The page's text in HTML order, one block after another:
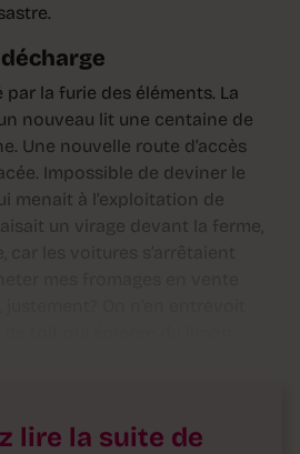
la furie des éléments. La
nouveau lit une centaine de
Une nouvelle route d’accès
Impossible de deviner le
menait à l’exploitation de
un virage devant la ferme,
lire la suite de